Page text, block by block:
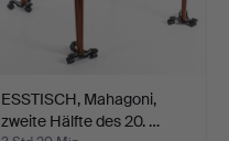
ESSTISCH, Mahagoni,
zweite Hälfte des 20. …